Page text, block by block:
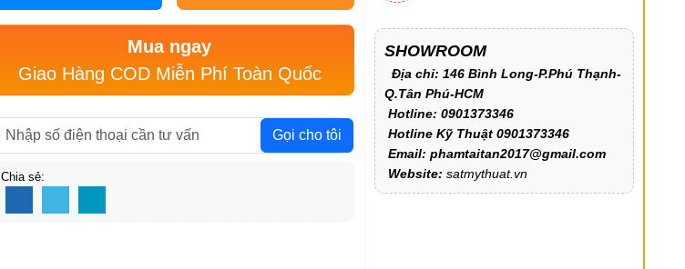
Mua ngay
Giao Hàng COD Miễn Phí Toàn Quốc
Gọi cho tôi
Chia sẻ:
SHOWROOM
Địa chỉ: 146 Bình Long-P.Phú Thạnh-
Q.Tân Phú-HCM
Hotline: 0901373346
Hotline Kỹ Thuật 0901373346
Email: phamtaitan2017@gmail.com
Website: satmythuat.vn